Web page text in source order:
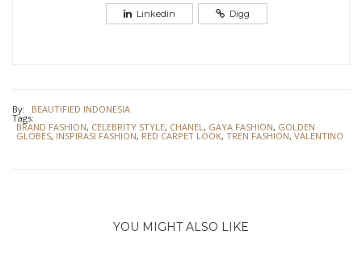
Linkedin Digg
By: BEAUTIFIED INDONESIA
Tags:
BRAND FASHION, CELEBRITY STYLE, CHANEL , GAYA FASHION, GOLDEN
GLOBES, INSPIRASI FASHION, RED CARPET LOOK, TREN FASHION, VALENTINO
YOU MIGHT ALSO LIKE